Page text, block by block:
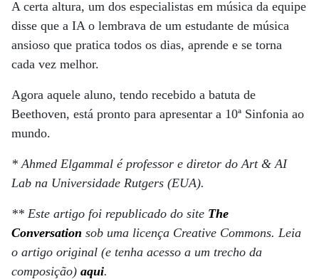
A certa altura, um dos especialistas em música da equipe
disse que a IA o lembrava de um estudante de música
ansioso que pratica todos os dias, aprende e se torna
cada vez melhor.
Agora aquele aluno, tendo recebido a batuta de
Beethoven, está pronto para apresentar a 10ª Sinfonia ao
mundo.
* Ahmed Elgammal é professor e diretor do Art & AI
Lab na Universidade Rutgers (EUA).
** Este artigo foi republicado do site The
Conversation sob uma licença Creative Commons. Leia
o artigo original (e tenha acesso a um trecho da
composição) aqui.